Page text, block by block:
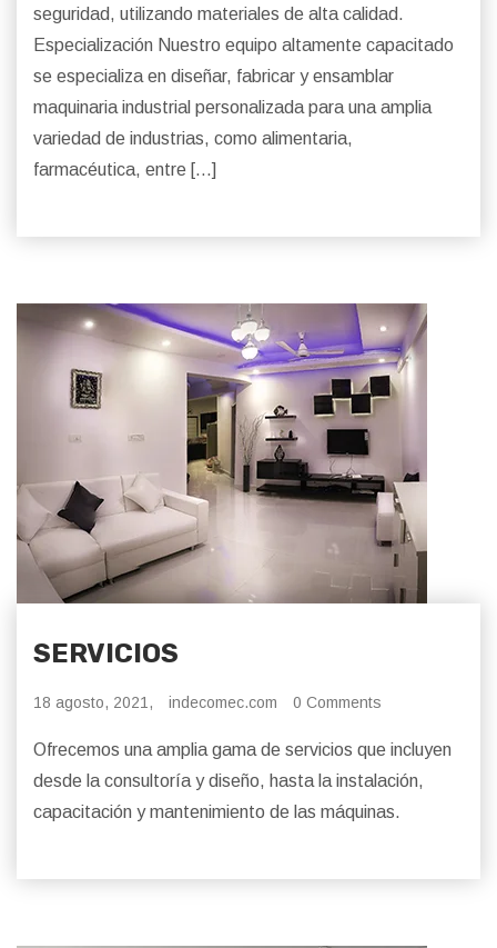
seguridad, utilizando materiales de alta calidad.
Especialización Nuestro equipo altamente capacitado
se especializa en diseñar, fabricar y ensamblar
maquinaria industrial personalizada para una amplia
variedad de industrias, como alimentaria,
farmacéutica, entre […]
SERVICIOS
18 agosto, 2021, indecomec.com 0 Comments
Ofrecemos una amplia gama de servicios que incluyen
desde la consultoría y diseño, hasta la instalación,
capacitación y mantenimiento de las máquinas.